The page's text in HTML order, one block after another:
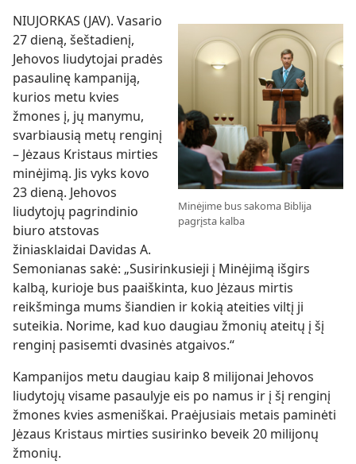
Minėjime bus sakoma Biblija
pagrįsta kalba
NIUJORKAS (JAV). Vasario
27 dieną, šeštadienį,
Jehovos liudytojai pradės
pasaulinę kampaniją,
kurios metu kvies
žmones į, jų manymu,
svarbiausią metų renginį
– Jėzaus Kristaus mirties
minėjimą. Jis vyks kovo
23 dieną. Jehovos
liudytojų pagrindinio
biuro atstovas
žiniasklaidai Davidas A.
Semonianas sakė: „Susirinkusieji į Minėjimą išgirs
kalbą, kurioje bus paaiškinta, kuo Jėzaus mirtis
reikšminga mums šiandien ir kokią ateities viltį ji
suteikia. Norime, kad kuo daugiau žmonių ateitų į šį
renginį pasisemti dvasinės atgaivos.“
Kampanijos metu daugiau kaip 8 milijonai Jehovos
liudytojų visame pasaulyje eis po namus ir į šį renginį
žmones kvies asmeniškai. Praėjusiais metais paminėti
Jėzaus Kristaus mirties susirinko beveik 20 milijonų
žmonių.